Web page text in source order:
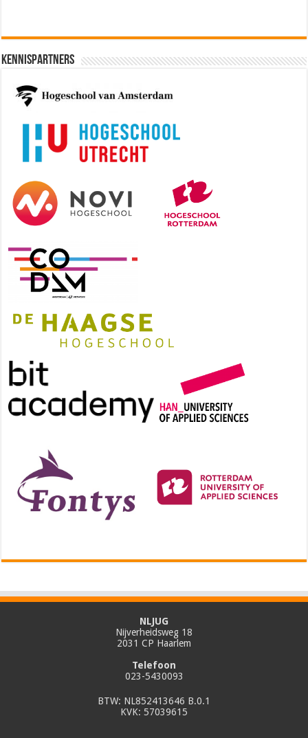
Kennispartners
NLJUG
Nijverheidsweg 18
2031 CP Haarlem
Telefoon
023-5430093
BTW: NL852413646 B.0.1
KVK: 57039615